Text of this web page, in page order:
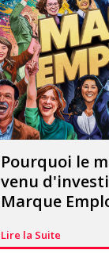
Pourquoi le
venu
Marque
Lire la Suite